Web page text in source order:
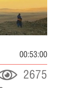
00:53:00
2675